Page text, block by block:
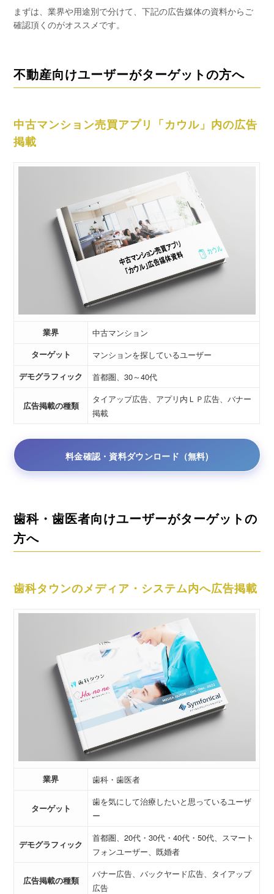
まずは、業界や用途別で分けて、下記の広告媒体の資料からご
確認頂くのがオススメです。
不動産向けユーザーがターゲットの方へ
中古マンション売買アプリ「カウル」内の広告
掲載
業界
中古マンション
ターゲット
マンションを探しているユーザー
デモグラフィック
首都圏、30～40代
広告掲載の種類
タイアップ広告、アプリ内ＬＰ広告、バナー
掲載
料金確認・資料ダウンロード（無料)
歯科・歯医者向けユーザーがターゲットの
方へ
歯科タウンのメディア・システム内へ広告掲載
業界 歯科・歯医者
ターゲット
歯を気にして治療したいと思っているユーザ
ー
デモグラフィック
首都圏、20代・30代・40代・50代、スマート
フォンユーザー、既婚者
広告掲載の種類
バナー広告、バックヤード広告、タイアップ
広告